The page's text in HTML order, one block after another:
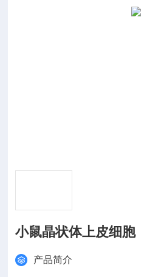
小鼠晶状体上皮细胞
产品简介